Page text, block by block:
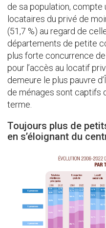
de sa population, compte
locataires du privé de
(51,7 %) au regard de
départements de petite
plus forte concurrence
pour l’accès au locatif
demeure le plus pauvre
de ménages sont captifs
terme.
Toujours plus de
en s’éloignant du